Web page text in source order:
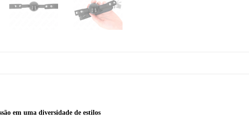
em uma diversidade de estilos